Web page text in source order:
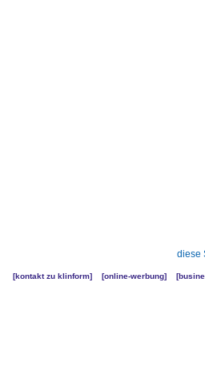
diese
[kontakt zu klinform] [online-werbung] [